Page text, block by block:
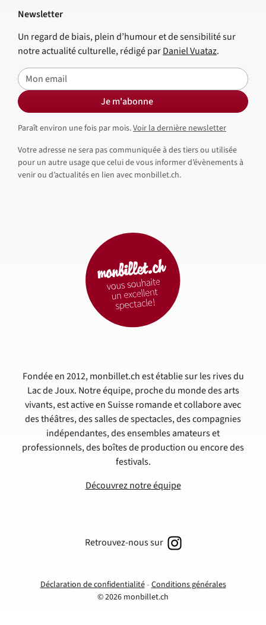
Fondée en 2012, monbillet.ch est établie sur les rives du
Lac de Joux. Notre équipe, proche du monde des arts
vivants, est active en Suisse romande et collabore avec
des théâtres, des salles de spectacles, des compagnies
indépendantes, des ensembles amateurs et
professionnels, des boîtes de production ou encore des
festivals.
Découvrez notre équipe
Newsletter
Un regard de biais, plein d’humour et de sensibilité sur
notre actualité culturelle, rédigé parDaniel Vuataz.
E-mail
Je m'abonne
Paraît environ une fois par mois.Voir la dernière newsletter
Votre adresse ne sera pas communiquée à des tiers ou utilisée
pour un autre usage que celui de vous informer d’évènements à
venir ou d’actualités en lien avec monbillet.ch.
Déclaration de confidentialité Conditions générales
© 2026 monbillet.ch
Retrouvez-nous sur